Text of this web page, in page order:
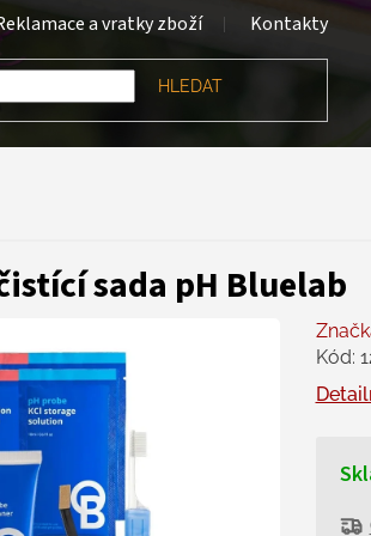
a vratky zboží Kontakty
HLEDAT
sada pH Bluelab
Kód: